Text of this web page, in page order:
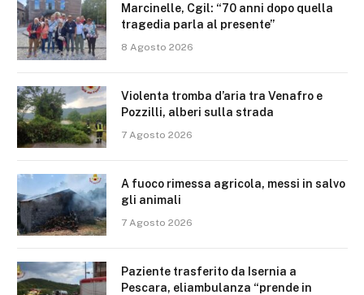
Marcinelle, Cgil: “70 anni dopo quella
tragedia parla al presente”
8 Agosto 2026
Violenta tromba d’aria tra Venafro e
Pozzilli, alberi sulla strada
7 Agosto 2026
A fuoco rimessa agricola, messi in salvo
gli animali
7 Agosto 2026
Paziente trasferito da Isernia a
Pescara, eliambulanza “prende in